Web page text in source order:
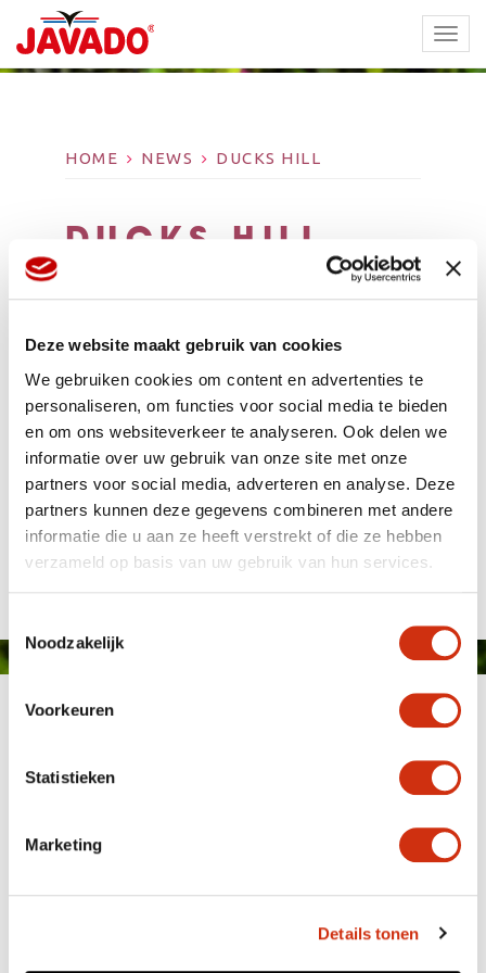
Deze website maakt gebruik van cookies
We gebruiken cookies om content en advertenties te
personaliseren, om functies voor social media te bieden
en om ons websiteverkeer te analyseren. Ook delen we
informatie over uw gebruik van onze site met onze
partners voor social media, adverteren en analyse. Deze
partners kunnen deze gegevens combineren met andere
informatie die u aan ze heeft verstrekt of die ze hebben
verzameld op basis van uw gebruik van hun services.
Noodzakelijk
Voorkeuren
Statistieken
Marketing
Details tonen
HOME NEWS DUCKS HILL
DUCKS HILL
Published on: 7 March 2016
MEMBER OF GROUP